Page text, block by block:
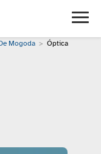
Mogoda
Óptica